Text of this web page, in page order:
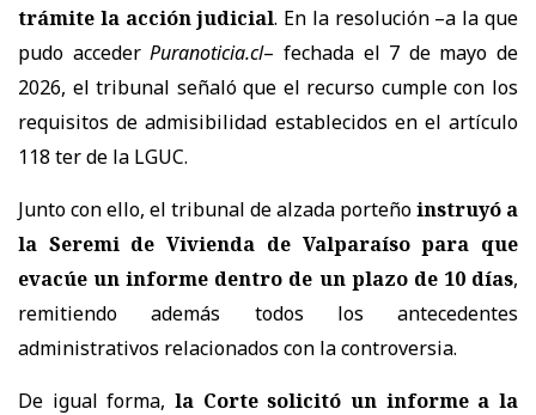
trámite la acción judicial. En la resolución –a la que
pudo accederPuranoticia.cl– fechada el 7 de mayo de
2026, el tribunal señaló que el recurso cumple con los
requisitos de admisibilidad establecidos en el artículo
118 ter de la LGUC.
Junto con ello, el tribunal de alzada porteñoinstruyó a
la Seremi de Vivienda de Valparaíso para que
evacúe un informe dentro de un plazo de 10 días,
remitiendo además todos los antecedentes
administrativos relacionados con la controversia.
De igual forma, la Corte solicitó un informe a la